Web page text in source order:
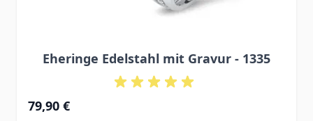
Eheringe Edelstahl mit Gravur - 1335
79,90 €